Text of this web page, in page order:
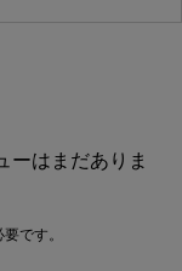
ーはまだありま
です。